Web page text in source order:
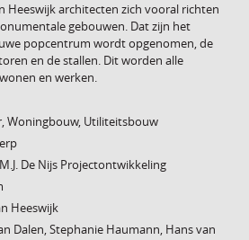
Heeswijk architecten zich vooral richten
gebouwen. Dat zijn het
popcentrum wordt opgenomen, de
en de stallen. Dit worden alle
en werken.
Woningbouw, Utiliteitsbouw
De Nijs Projectontwikkeling
Heeswijk
Dalen, Stephanie Haumann, Hans van